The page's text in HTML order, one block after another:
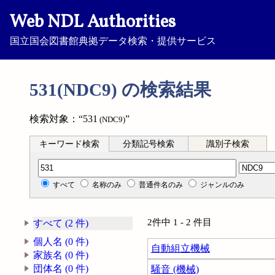
Web NDL Authorities
国立国会図書館典拠データ検索・提供サービス
531(NDC9) の検索結果
検索対象：“531 (NDC9)”
キーワード検索 分類記号検索 識別子検索
分類記号検索
すべて 名称のみ 普通件名のみ ジャンルのみ
すべて (2 件)
個人名 (0 件)
家族名 (0 件)
団体名 (0 件)
2件中 1 - 2 件目
自動組立機械
騒音 (機械)